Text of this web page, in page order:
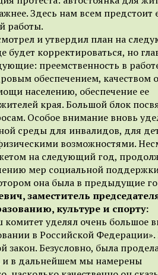
Здесь нам всем предстоит
работы.
и утвердил план на
будет корректироваться, но
преемственность в
обеспечением, качеством
населению, обеспечение ее
края. Большой блок
Особое внимание вновь
среды для инвалидов, для
возможностями.
на следующий год,
мер социальной
она была в предыдущие
заместитель
культуре и спорту:
комитет уделял очень большое
в Российской
закон. Безусловно, была
и в дальнейшем мы намерены